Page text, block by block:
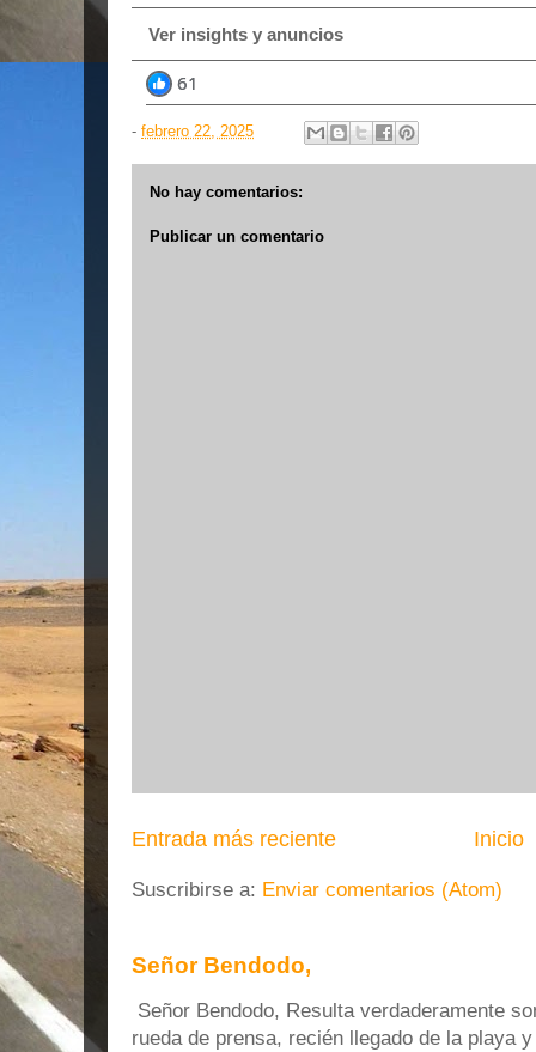
Ver insights y anuncios
61
61
- febrero 22, 2025
No hay comentarios:
Publicar un comentario
Entrada más reciente Inicio
Suscribirse a: Enviar comentarios (Atom)
Señor Bendodo,
Señor Bendodo, Resulta verdaderamente
rueda de prensa, recién llegado de la playa